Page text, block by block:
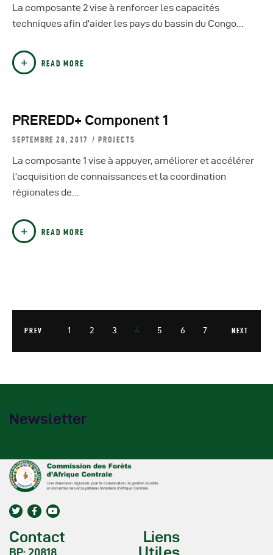
La composante 2 vise à renforcer les capacités
techniques afin d’aider les pays du bassin du Congo…
READ MORE
PREREDD+ Component 1
SEPTEMBRE 28, 2017 PROJECTS
La composante 1 vise à appuyer, améliorer et accélérer
l’acquisition de connaissances et la coordination
régionales de…
READ MORE
PREV 1 2 3 4 5 6 7 NEXT
Newsletter
Contact
BP: 20818
Liens